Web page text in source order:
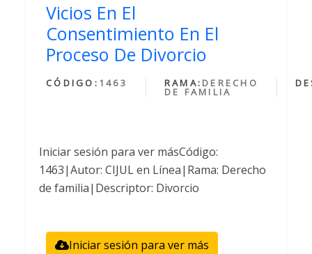
Vicios En El
Consentimiento En El
Proceso De Divorcio
CÓDIGO: 1463 RAMA: DERECHO
DE FAMILIA
Iniciar sesión para ver másCódigo:
1463|Autor: CIJUL en Línea|Rama: Derecho
de familia|Descriptor: Divorcio
Iniciar sesión para ver más